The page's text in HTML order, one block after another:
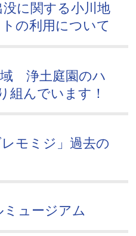
に関する小川地
の利用について
域 浄土庭園のハ
組んでいます！
レモミジ」過去の
ュージアム